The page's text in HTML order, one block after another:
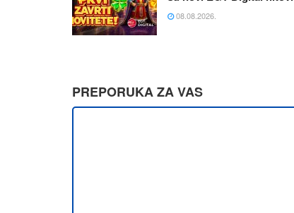
08.08.2026.
PREPORUKA ZA VAS